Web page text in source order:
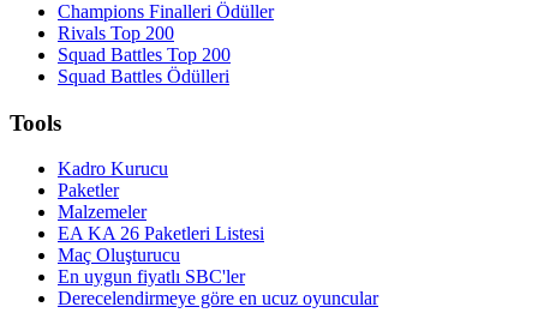
Champions Finalleri Ödüller
Rivals Top 200
Squad Battles Top 200
Squad Battles Ödülleri
Tools
Kadro Kurucu
Paketler
Malzemeler
EA KA 26 Paketleri Listesi
Maç Oluşturucu
En uygun fiyatlı SBC'ler
Derecelendirmeye göre en ucuz oyuncular